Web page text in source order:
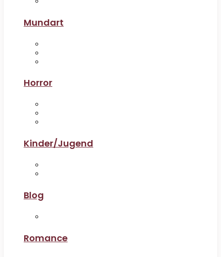
Mundart
Horror
Kinder/Jugend
Blog
Romance